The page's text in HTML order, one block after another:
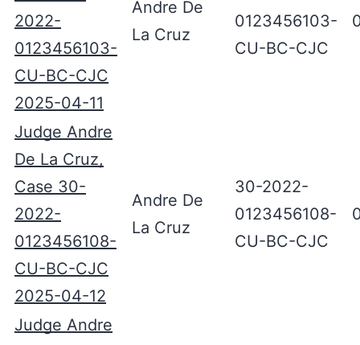
2022-
0123456103-
CU-BC-CJC
2025-04-11
Andre De
La Cruz
0123456103-
CU-BC-CJC
Judge Andre
De La Cruz,
Case 30-
2022-
0123456108-
CU-BC-CJC
2025-04-12
Andre De
La Cruz
30-2022-
0123456108-
CU-BC-CJC
Judge Andre